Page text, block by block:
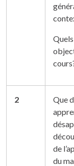
2
Que
de
du